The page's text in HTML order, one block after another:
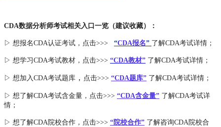
CDA数据分析师考试相关入口一览（建议收藏）：
▷ 想报名CDA认证考试，点击>>> “CDA报名” 了解CDA考试详情；
▷ 想学习CDA考试教材，点击>>> “CDA教材” 了解CDA考试详情；
▷ 想加入 CDA考试题库 ， 点击>>> “CDA题库” 了解CDA考试详情；
▷ 想了解CDA考试含金量 ，点击>>> “CDA含金量” 了解CDA考试详
情；
▷ 想了解CDA 院校合作 ，点击>>> “院校合作” 了解咨询CDA院校合